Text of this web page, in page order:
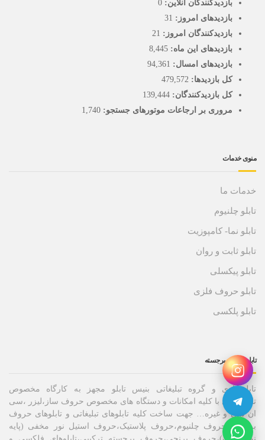
بازدیدکنندگان آنلاین: 0
بازدیدهای امروز: 31
بازدیدکنندگان امروز: 21
بازدیدهای این ماه: 8,445
بازدیدهای امسال: 94,361
کل بازدیدها: 479,572
کل بازدیدکنند‌گان: 139,444
مروری بر ارجاعات موتورهای جستجو: 1,740
منوی خدمات
خدمات ما
تابلو چلنیوم
تابلو نما- کامپوزیت
تابلو ثابت و روان
تابلو پیکسلی
تابلو حروف فلزی
تابلو پلکسی
تابلو حروف برجسته
تابلوسازی و گروه تبلیغاتی بنیس تابلو مجهز به کارگاه مخصوص
تابلوسازی با کلیه امکانات و دستگاه های مخصوص حروف ساز،لیزر ،سی
ان سی و غیره… جهت ساخت کلیه تابلوهای تبلیغاتی و تابلوهای حروف
برجسته،حروف چلنیوم،حروف پلاستیک،حروف استیل نور مخفی (پایه